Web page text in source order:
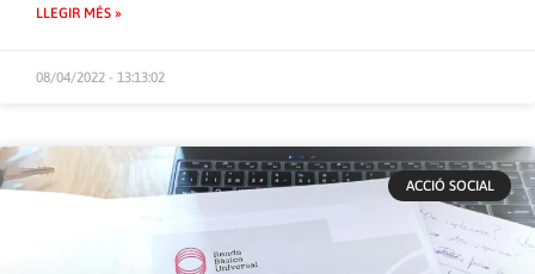
LLEGIR MÉS »
08/04/2022 - 13:13:02
ACCIÓ SOCIAL